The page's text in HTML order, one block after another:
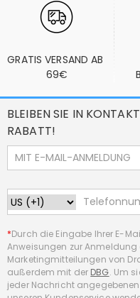
GRATIS VERSAND AB
69€
BLEIBEN SIE IN
RABATT!
*Durch die Eingabe Ihrer E-
Anweisungen zur
Marketingmitteilungen von
außerdem mit der DBG. Um
jeder Nachricht